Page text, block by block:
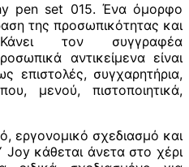
pen set 015. Ένα όμορφο
της προσωπικότητας και
τον συγγραφέα
αντικείμενα είναι
επιστολές, συγχαρητήρια,
μενού, πιστοποιητικά,
εργονομικό σχεδιασμό και
Joy κάθεται άνετα στο χέρι